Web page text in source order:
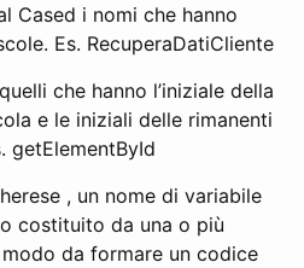
Cased i nomi che hanno
Es. RecuperaDatiCliente
che hanno l’iniziale della
e le iniziali delle rimanenti
getElementById
, un nome di variabile
costituito da una o più
da formare un codice